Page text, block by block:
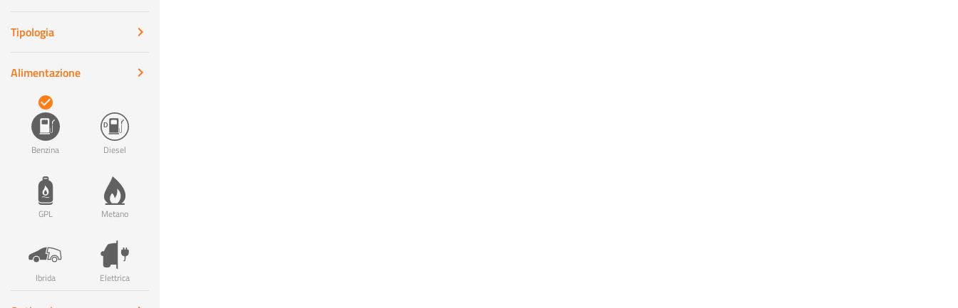
Tipologia keyboard_arrow_right
Alimentazione
keyboard_arrow_right
check_circle
Benzina Diesel
GPL Metano
Ibrida Elettrica